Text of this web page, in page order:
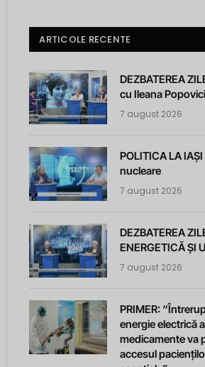
ARTICOLE RECENTE
DEZBATEREA
cu Ileana Popovici
7 august 2026
POLITICA LA
nucleare
7 august 2026
DEZBATEREA
ENERGETICĂ ȘI
7 august 2026
PRIMER:
energie electrică
medicamente va
accesul